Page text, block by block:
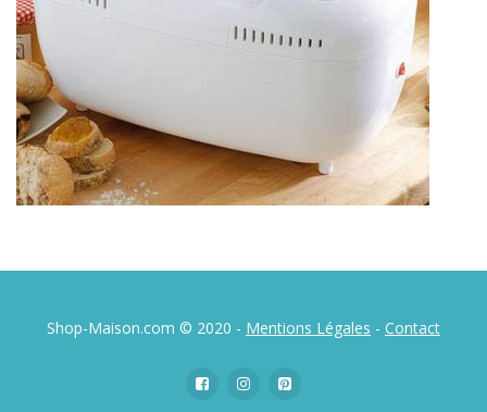
Shop-Maison.com © 2020 - Mentions Légales - Contact